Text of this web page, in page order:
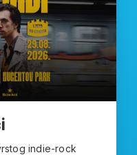
indie-rock